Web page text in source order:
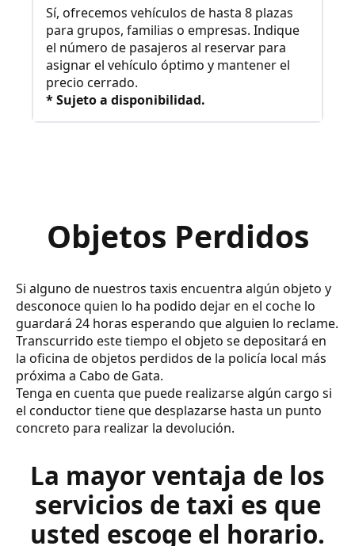
Sí, ofrecemos vehículos de hasta 8 plazas
para grupos, familias o empresas. Indique
el número de pasajeros al reservar para
asignar el vehículo óptimo y mantener el
precio cerrado.
* Sujeto a disponibilidad.
Objetos Perdidos
Si alguno de nuestros taxis encuentra algún objeto y
desconoce quien lo ha podido dejar en el coche lo
guardará 24 horas esperando que alguien lo reclame.
Transcurrido este tiempo el objeto se depositará en
la oficina de objetos perdidos de la policía local más
próxima a Cabo de Gata.
Tenga en cuenta que puede realizarse algún cargo si
el conductor tiene que desplazarse hasta un punto
concreto para realizar la devolución.
La mayor ventaja de los
servicios de taxi es que
usted escoge el horario.